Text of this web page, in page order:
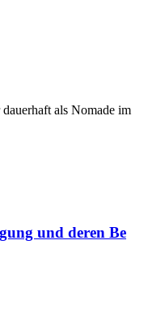
als Nomade im
und deren Be